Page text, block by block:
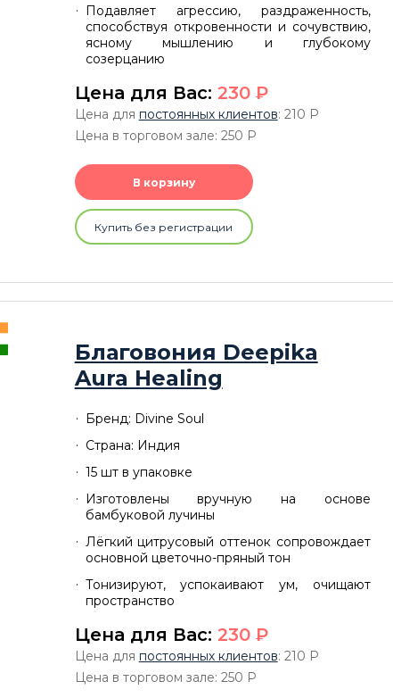
Подавляет агрессию, раздраженность,
способствуя откровенности и сочувствию,
ясному мышлению и глубокому
созерцанию
Цена для Вас: 230 P
Цена для постоянных клиентов: 210 P
Цена в торговом зале: 250 P
В корзину
Купить без регистрации
Благовония Deepika
Aura Healing
Бренд: Divine Soul
Страна: Индия
15 шт в упаковке
Изготовлены вручную на основе
бамбуковой лучины
Лёгкий цитрусовый оттенок сопровождает
основной цветочно-пряный тон
Тонизируют, успокаивают ум, очищают
пространство
Цена для Вас: 230 P
Цена для постоянных клиентов: 210 P
Цена в торговом зале: 250 P